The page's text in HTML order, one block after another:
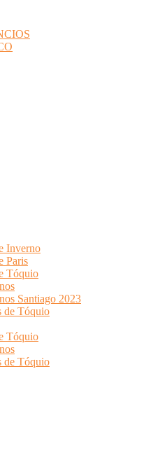
Inverno
Paris
Tóquio
Santiago 2023
de Tóquio
Tóquio
de Tóquio